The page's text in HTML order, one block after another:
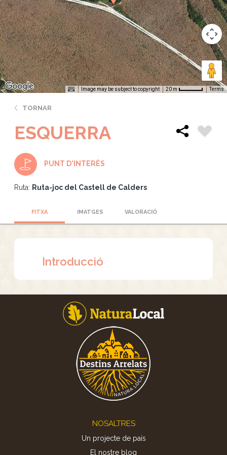
Image may be subject to copyright 20 m Terms
TORNAR
ESQUERRA
PUNT D'INTERÈS
Ruta: Ruta-joc del Castell de Calders
FITXA IMATGES VALORACIÓ
Introducció
NOSALTRES
Un projecte de país
El nostre blog